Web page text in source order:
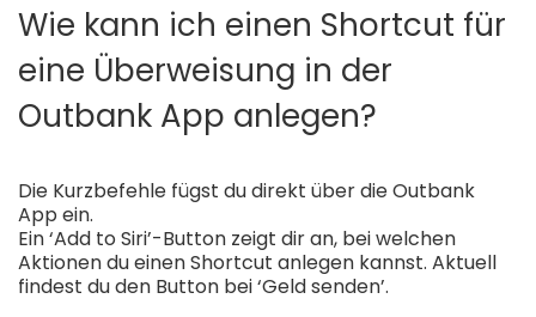
Wie kann ich einen Shortcut für
eine Überweisung in der
Outbank App anlegen?
Die Kurzbefehle fügst du direkt über die Outbank
App ein.
Ein ‘Add to Siri’-Button zeigt dir an, bei welchen
Aktionen du einen Shortcut anlegen kannst. Aktuell
findest du den Button bei ‘Geld senden’.